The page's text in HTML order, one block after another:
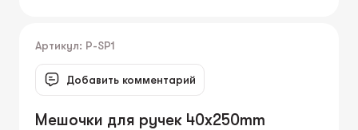
Артикул: P-SP1
Добавить комментарий
Мешочки для ручек 40x250mm